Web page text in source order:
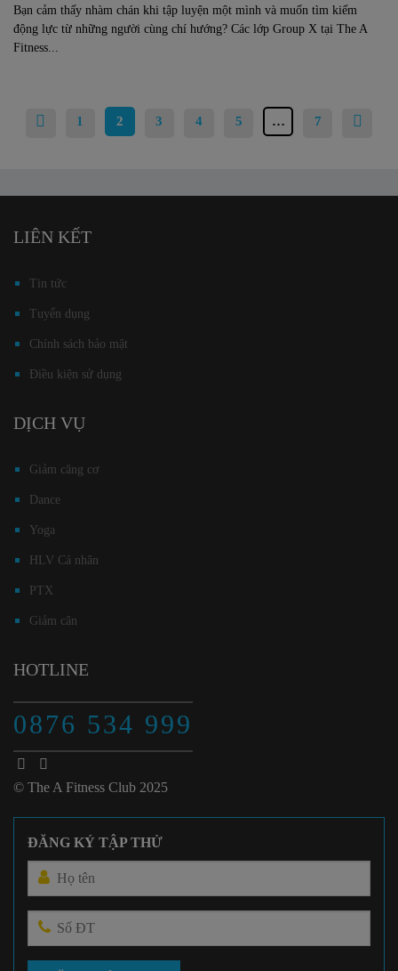
Bạn cảm thấy nhàm chán khi tập luyện một mình và muốn tìm kiếm
động lực từ những người cùng chí hướng? Các lớp Group X tại The A
Fitness...
1 2 3 4 5 … 7
LIÊN KẾT
Tin tức
Tuyển dụng
Chính sách bảo mật
Điều kiện sử dụng
DỊCH VỤ
Giảm căng cơ
Dance
Yoga
HLV Cá nhân
PTX
Giảm cân
HOTLINE
0876 534 999
© The A Fitness Club 2025
ĐĂNG KÝ TẬP THỬ